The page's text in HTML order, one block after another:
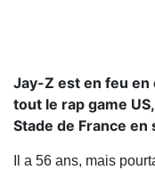
Jay-Z est en feu en
tout le rap game
Stade de France
Il a 56 ans, mais